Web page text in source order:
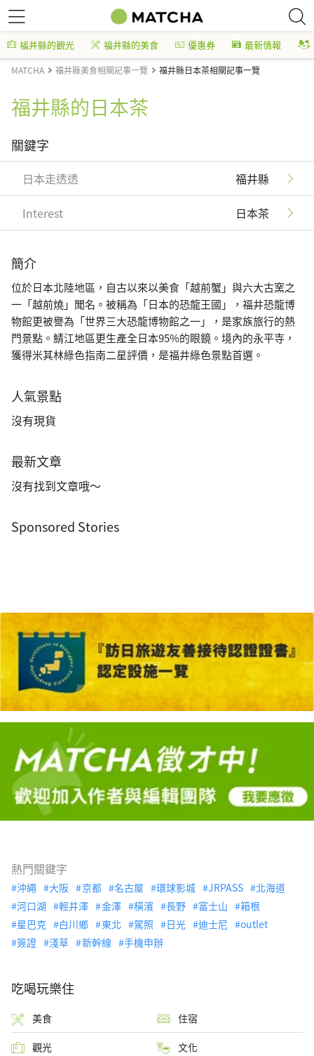
福井縣的觀光 福井縣的美食 優惠券 最新情報
MATCHA 福井縣美食相關記事一覽 福井縣日本茶相關記事一覽
福井縣的日本茶
關鍵字
日本走透透 福井縣
Interest 日本茶
簡介
位於日本北陸地區，自古以來以美食「越前蟹」與六大古窯之
一「越前燒」聞名。被稱為「日本的恐龍王國」，福井恐龍博
物館更被譽為「世界三大恐龍博物館之一」，是家族旅行的熱
門景點。鯖江地區更生產全日本95%的眼鏡。境內的永平寺，
獲得米其林綠色指南二星評價，是福井綠色景點首選。
人氣景點
沒有現貨
最新文章
沒有找到文章哦～
Sponsored Stories
熱門關鍵字
沖繩 大阪 京都 名古屋 環球影城 JRPASS
北海道
河口湖
輕井澤 金澤 橫濱 長野 富士山
箱根
星巴克
白川鄉 東北 駕照 日光 迪士尼
outlet
簽證
淺草 新幹線 手機申辦
吃喝玩樂住
美食 住宿
觀光 文化